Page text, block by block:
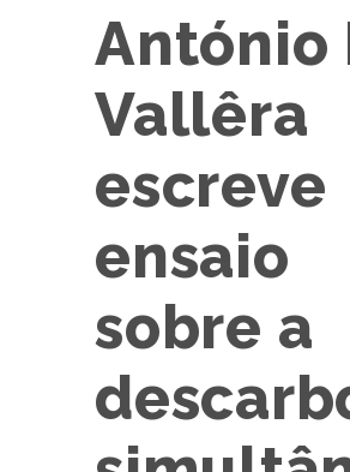
António
Vallêra
escreve
ensaio
sobre a